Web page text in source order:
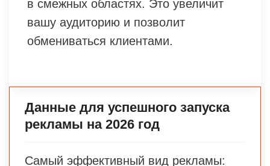
в смежных областях. Это увеличит
вашу аудиторию и позволит
обмениваться клиентами.
Данные для успешного запуска
рекламы на 2026 год
Самый эффективный вид рекламы: